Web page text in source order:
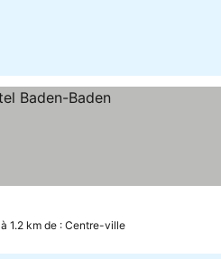
à 1.2 km de : Centre-ville